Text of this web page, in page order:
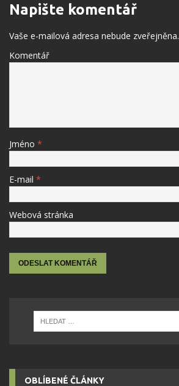
Napište komentář
Vaše e-mailová adresa nebude zveřejněna.
Komentář
Jméno *
E-mail *
Webová stránka
OBLÍBENÉ ČLÁNKY